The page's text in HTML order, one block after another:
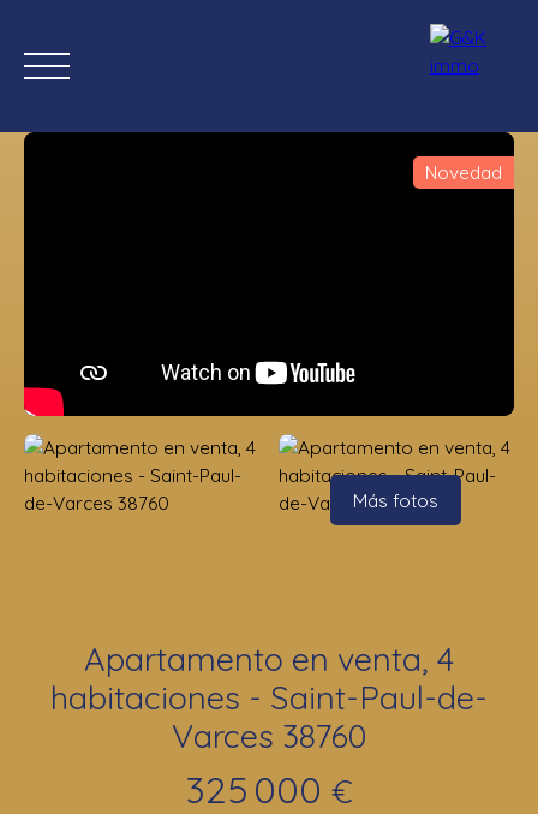
Comprar ahora Nuevas propiedades
Estimación
Novedad
Más fotos
Apartamento en venta, 4
habitaciones - Saint-Paul-de-
Varces 38760
325 000 €